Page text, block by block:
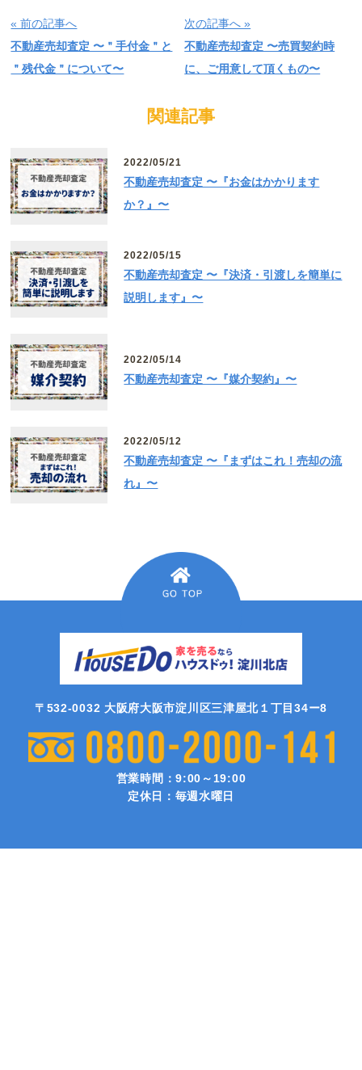
« 前の記事へ
不動産売却査定 〜＂手付金＂と
＂残代金＂について〜
次の記事へ »
不動産売却査定 〜売買契約時
に、ご用意して頂くもの〜
関連記事
2022/05/21
不動産売却査定 〜『お金はかかります
か？』〜
2022/05/15
不動産売却査定 〜『決済・引渡しを簡単に
説明します』〜
2022/05/14
不動産売却査定 〜『媒介契約』〜
2022/05/12
不動産売却査定 〜『まずはこれ！売却の流
れ』〜
〒532-0032 大阪府大阪市淀川区三津屋北１丁目34ー8
営業時間：9:00～19:00
定休日：毎週水曜日